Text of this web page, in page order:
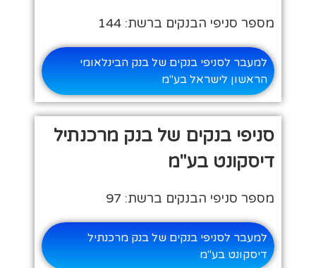
מספר סניפי הבנקים ברשת: 144
למעבר לסניפי בנקים של בנק הבינלאומי
הראשון לישראל בע"מ
סניפי בנקים של בנק מרכנתיל
דיסקונט בע"מ
מספר סניפי הבנקים ברשת: 97
למעבר לסניפי בנקים של בנק מרכנתיל
דיסקונט בע"מ